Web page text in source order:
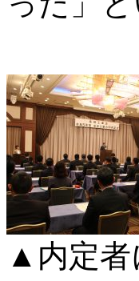
▲内定者